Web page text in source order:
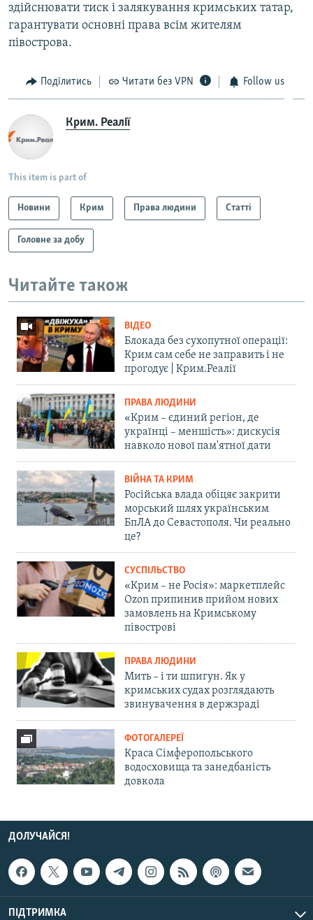
здійснювати тиск і залякування кримських татар,
гарантувати основні права всім жителям
півострова.
Поділитись Читати без VPN Follow us
Крим. Реалії
This item is part of
Новини Крим Права людини Статті
Головне за добу
Читайте також
ВІДЕО
Блокада без сухопутної операції:
Крим сам себе не заправить і не
прогодує | Крим.Реалії
ПРАВА ЛЮДИНИ
«Крим – єдиний регіон, де
українці – меншість»: дискусія
навколо нової пам'ятної дати
ВІЙНА ТА КРИМ
Російська влада обіцяє закрити
морський шлях українським
БпЛА до Севастополя. Чи реально
це?
СУСПІЛЬСТВО
«Крим – не Росія»: маркетплейс
Ozon припинив прийом нових
замовлень на Кримському
півострові
ПРАВА ЛЮДИНИ
Мить – і ти шпигун. Як у
кримських судах розглядають
звинувачення в держзраді
ФОТОГАЛЕРЕЇ
Краса Сімферопольського
водосховища та занедбаність
довкола
ДОЛУЧАЙСЯ!
ПІДТРИМКА